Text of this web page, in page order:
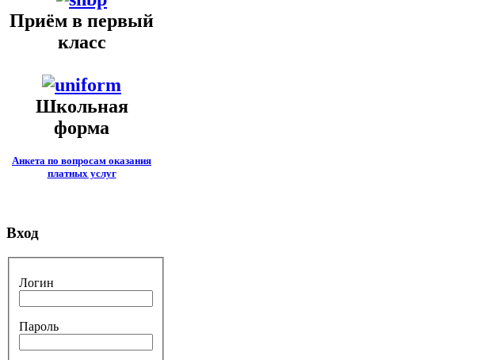
Приём в первый
класс
Школьная
форма
Анкета по вопросам оказания
платных услуг
Вход
Логин
Пароль